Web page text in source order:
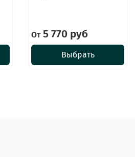
От5 770 руб
Выбрать